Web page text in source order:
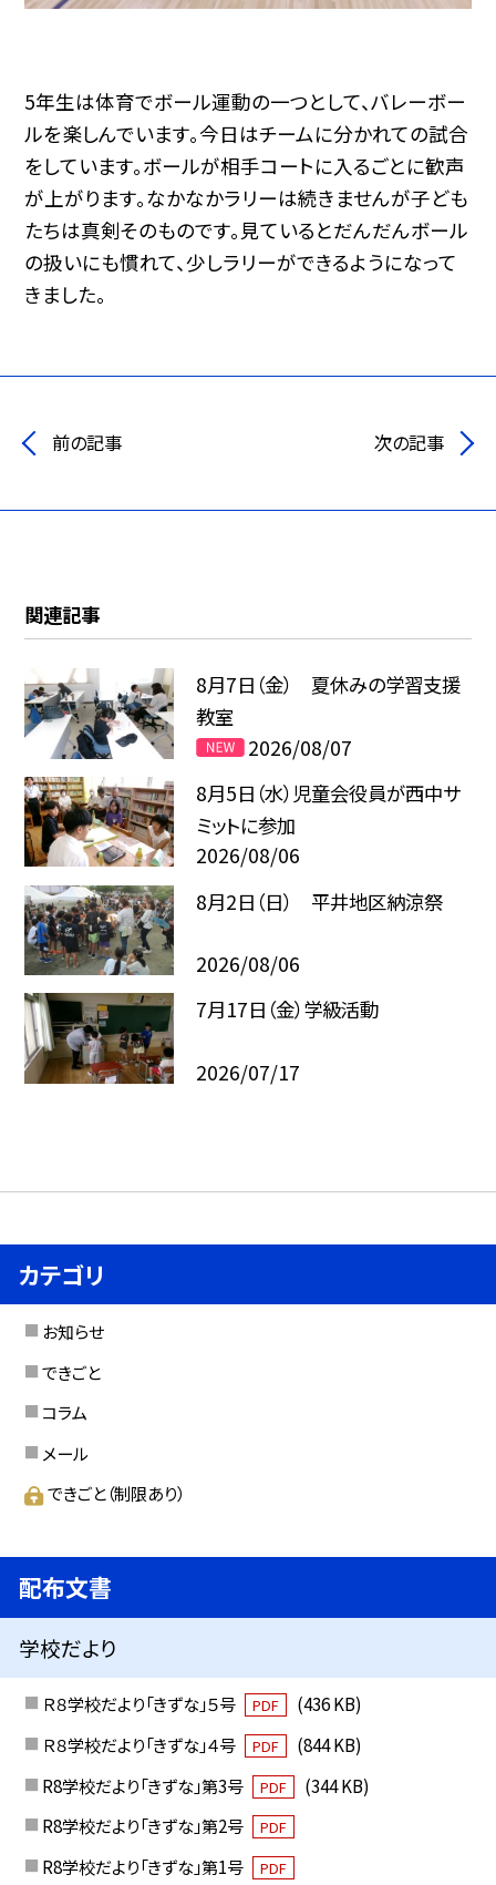
5年生は体育でボール運動の一つとして、バレーボー
ルを楽しんでいます。今日はチームに分かれての試合
をしています。ボールが相手コートに入るごとに歓声
が上がります。なかなかラリーは続きませんが子ども
たちは真剣そのものです。見ているとだんだんボール
の扱いにも慣れて、少しラリーができるようになって
きました。
前の記事 次の記事
関連記事
8月7日（金） 夏休みの学習支援
教室
2026/08/07
8月5日（水）児童会役員が西中サ
ミットに参加
2026/08/06
8月2日（日） 平井地区納涼祭
2026/08/06
7月17日（金）学級活動
2026/07/17
カテゴリ
お知らせ
できごと
コラム
メール
できごと（制限あり）
配布文書
学校だより
Ｒ８学校だより「きずな」５号 PDF
(436 KB)
Ｒ８学校だより「きずな」４号
PDF
(844 KB)
R8学校だより「きずな」第3号
PDF
(344 KB)
R8学校だより「きずな」第2号
PDF
R8学校だより「きずな」第1号 PDF